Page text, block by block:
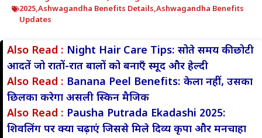
2025,Ashwagandha Benefits Details,Ashwagandha Benefits
Updates
Also Read : Night Hair Care Tips: सोते समय की छोटी
आदतें जो रातों-रात बालों को बनाएँ स्मूद और हेल्दी
Also Read : Banana Peel Benefits: केला नहीं, उसका
छिलका करेगा असली स्किन मैजिक
Also Read : Pausha Putrada Ekadashi 2025:
शिवलिंग पर क्या चढ़ाएं जिससे मिले दिव्य कृपा और मनचाहा